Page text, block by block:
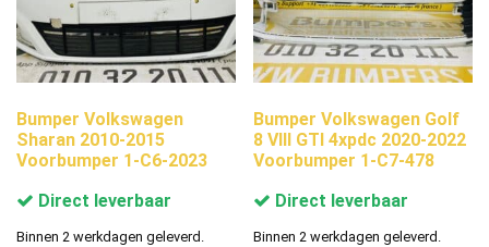
Bumper Volkswagen
Sharan 2010-2015
Voorbumper 1-C6-2023
Direct leverbaar
Binnen 2 werkdagen geleverd.
Bumper Volkswagen Golf
8 VIII GTI 4xpdc 2020-2022
Voorbumper 1-C7-478
Direct leverbaar
Binnen 2 werkdagen geleverd.